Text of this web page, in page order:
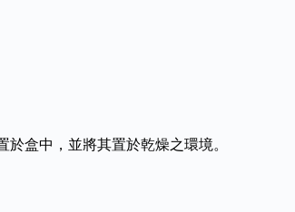
盒中，並將其置於乾燥之環境。